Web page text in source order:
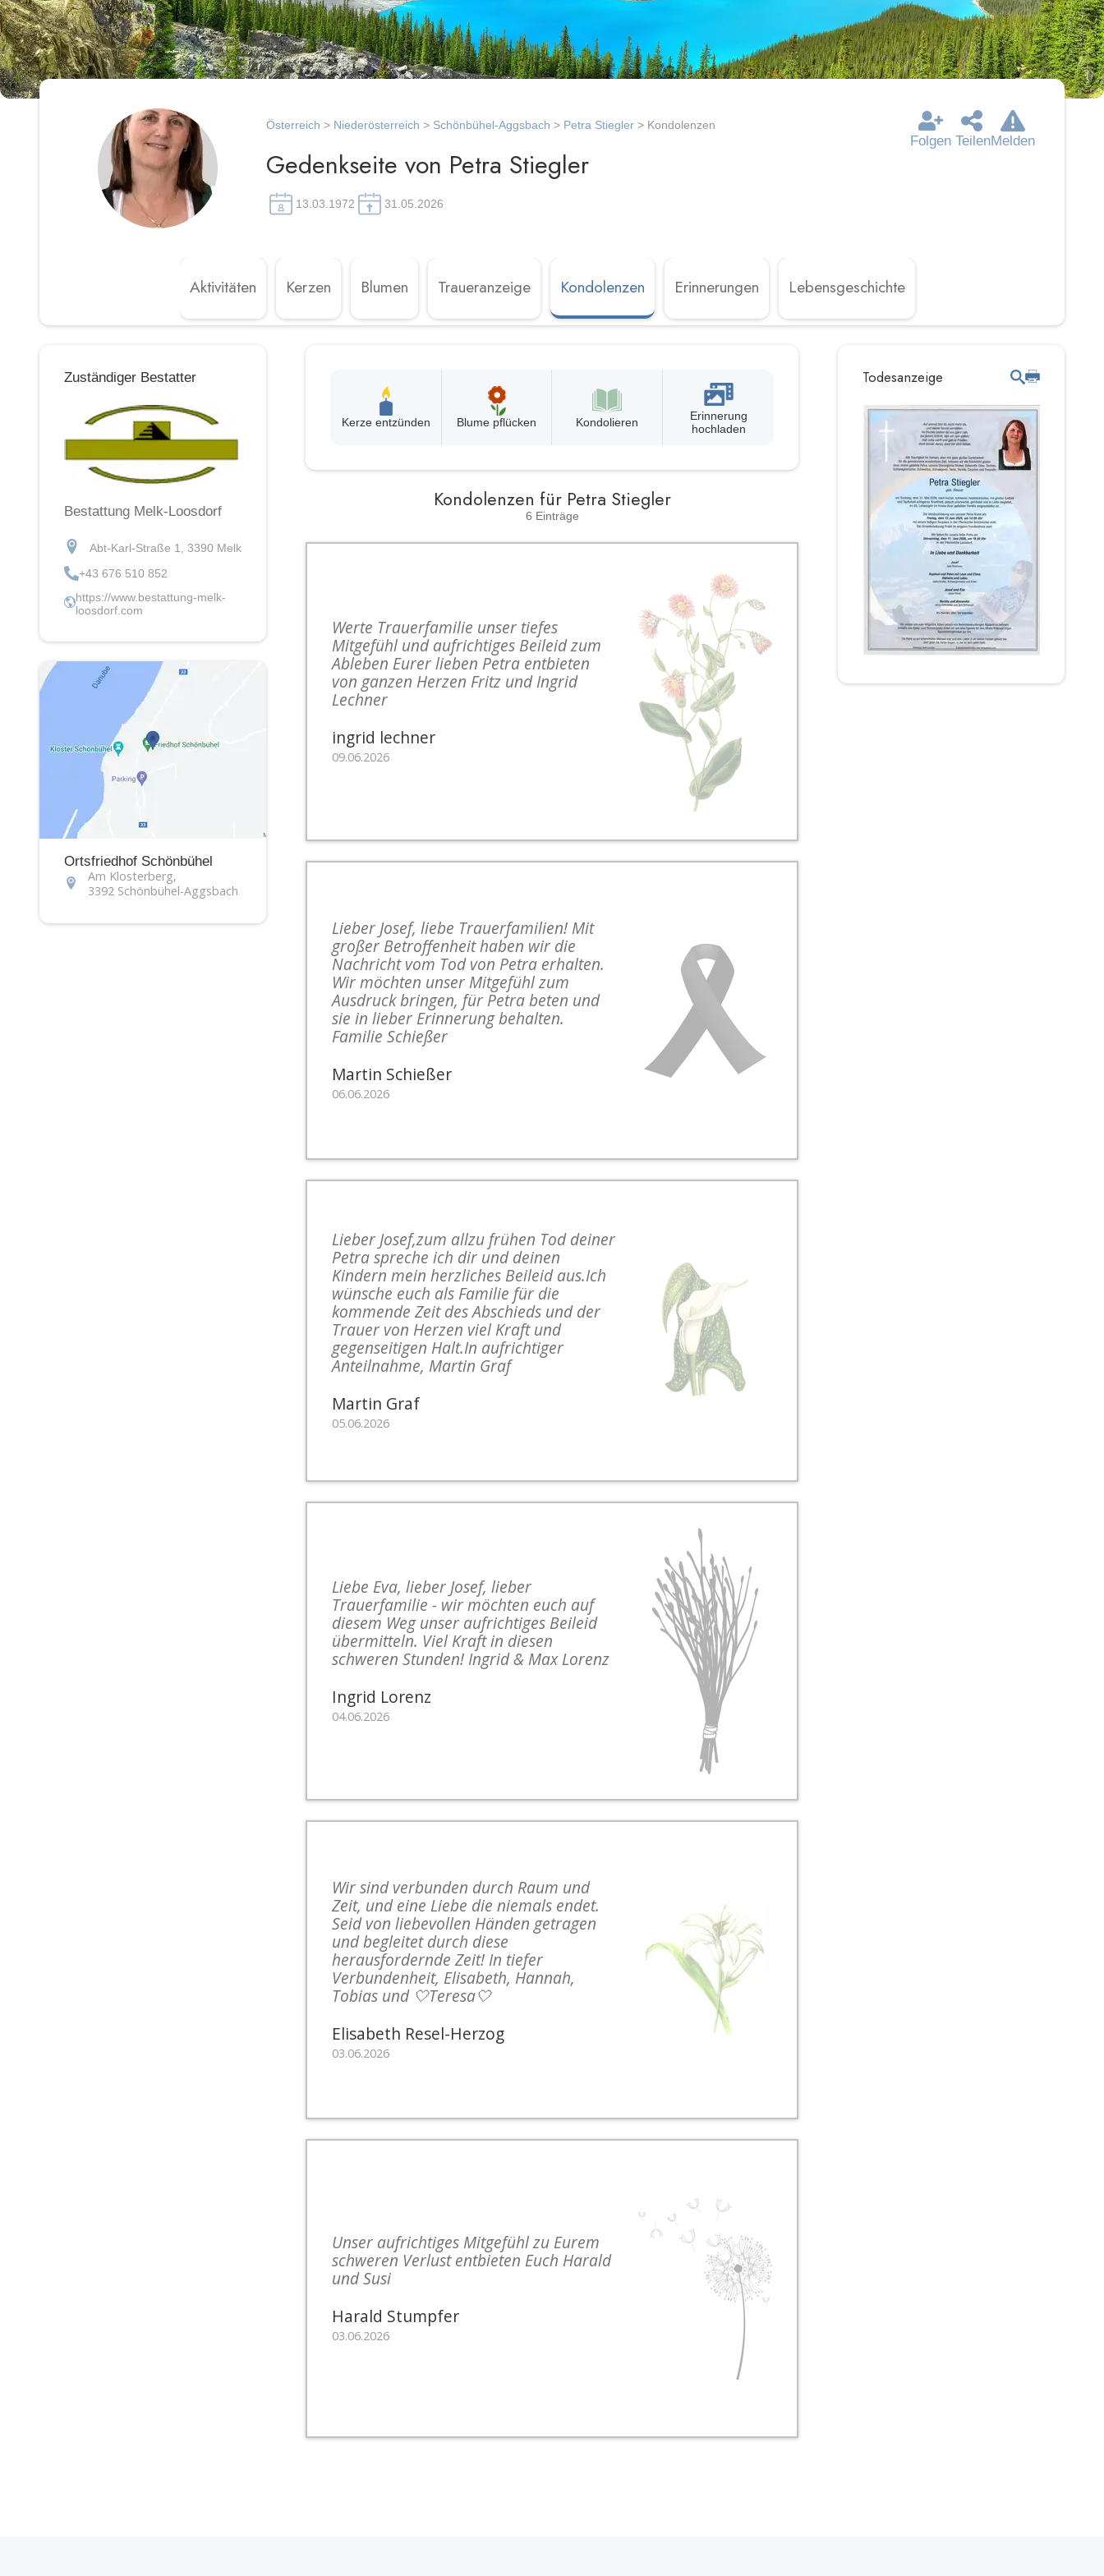
Österreich > Niederösterreich > Schönbühel-Aggsbach > Petra Stiegler > Kondolenzen
Folgen TeilenMelden
Gedenkseite von Petra Stiegler
13.03.1972 31.05.2026
Aktivitäten Kerzen Blumen Traueranzeige Kondolenzen Erinnerungen Lebensgeschichte
Zuständiger Bestatter
Bestattung Melk-Loosdorf
Abt-Karl-Straße 1, 3390 Melk
+43 676 510 852
https://www.bestattung-melk-
loosdorf.com
Ortsfriedhof Schönbühel
Am Klosterberg,
3392 Schönbühel-Aggsbach
Kerze entzünden Blume pflücken Kondolieren
Erinnerung
hochladen
Kondolenzen für Petra Stiegler
6 Einträge
Werte Trauerfamilie unser tiefes
Mitgefühl und aufrichtiges Beileid zum
Ableben Eurer lieben Petra entbieten
von ganzen Herzen Fritz und Ingrid
Lechner
ingrid lechner
09.06.2026
Lieber Josef, liebe Trauerfamilien! Mit
großer Betroffenheit haben wir die
Nachricht vom Tod von Petra erhalten.
Wir möchten unser Mitgefühl zum
Ausdruck bringen, für Petra beten und
sie in lieber Erinnerung behalten.
Familie Schießer
Martin Schießer
06.06.2026
Lieber Josef, ​zum allzu frühen Tod deiner
Petra spreche ich dir und deinen
Kindern mein herzliches Beileid aus. ​Ich
wünsche euch als Familie für die
kommende Zeit des Abschieds und der
Trauer von Herzen viel Kraft und
gegenseitigen Halt. ​In aufrichtiger
Anteilnahme, Martin Graf
Martin Graf
05.06.2026
Liebe Eva, lieber Josef, lieber
Trauerfamilie - wir möchten euch auf
diesem Weg unser aufrichtiges Beileid
übermitteln. Viel Kraft in diesen
schweren Stunden! Ingrid & Max Lorenz
Ingrid Lorenz
04.06.2026
Wir sind verbunden durch Raum und
Zeit, und eine Liebe die niemals endet.
Seid von liebevollen Händen getragen
und begleitet durch diese
herausfordernde Zeit! In tiefer
Verbundenheit, Elisabeth, Hannah,
Tobias und 🤍Teresa🤍
Elisabeth Resel-Herzog
03.06.2026
Unser aufrichtiges Mitgefühl zu Eurem
schweren Verlust entbieten Euch Harald
und Susi
Harald Stumpfer
03.06.2026
Todesanzeige